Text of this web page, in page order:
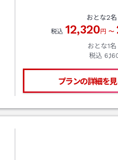
おとな2名
税込 12,320円 〜
おとな1名
税込
プランの詳細を